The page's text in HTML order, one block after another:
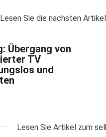
Lesen Sie die nächsten
Übergang von
TV
und
Lesen Sie Artikel zum